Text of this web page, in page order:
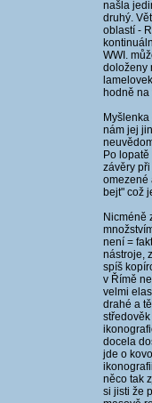
našla
druhý.
oblastí -
WWI.
doloženy
hodně
nám jej
Po
závěry
omezené
bejt" což
Nicméně
není =
nástroje,
spíš
v Římě
velmi
drahé a
docela
jde o
něco tak
si jisti že